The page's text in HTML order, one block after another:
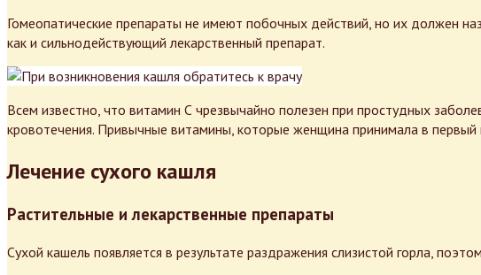
Гомеопатические препараты не имеют побочных действий, но их должен
как и сильнодействующий лекарственный препарат.
Всем известно, что витамин С чрезвычайно полезен при простудных
кровотечения. Привычные витамины, которые женщина принимала в
Лечение сухого кашля
Растительные и лекарственные препараты
Сухой кашель появляется в результате раздражения слизистой горла,